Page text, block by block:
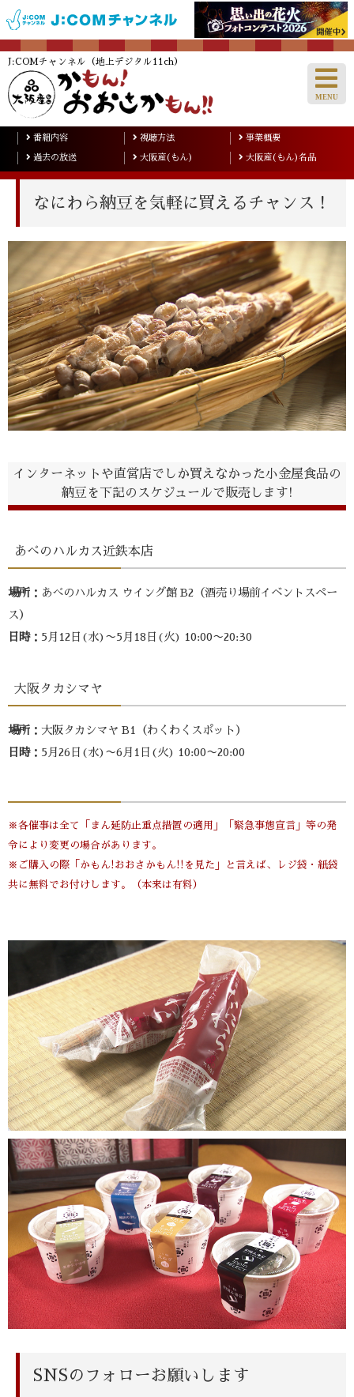
J:COMチャンネル（地上デジタル11ch）
番組内容 視聴方法 事業概要
過去の放送 大阪産(もん) 大阪産(もん)名品
なにわら納豆を気軽に買えるチャンス！
インターネットや直営店でしか買えなかった小金屋食品の
納豆を下記のスケジュールで販売します!
あべのハルカス近鉄本店
場所：あべのハルカス ウイング館 B2（酒売り場前イベントスペー
ス）
日時：5月12日(水)〜5月18日(火) 10:00〜20:30
大阪タカシマヤ
場所：大阪タカシマヤ B1（わくわくスポット）
日時：5月26日(水)〜6月1日(火) 10:00〜20:00
※各催事は全て「まん延防止重点措置の適用」「緊急事態宣言」等の発
令により変更の場合があります。
※ご購入の際「かもん!おおさかもん!!を見た」と言えば、レジ袋・紙袋
共に無料でお付けします。（本来は有料）
SNSのフォローお願いします